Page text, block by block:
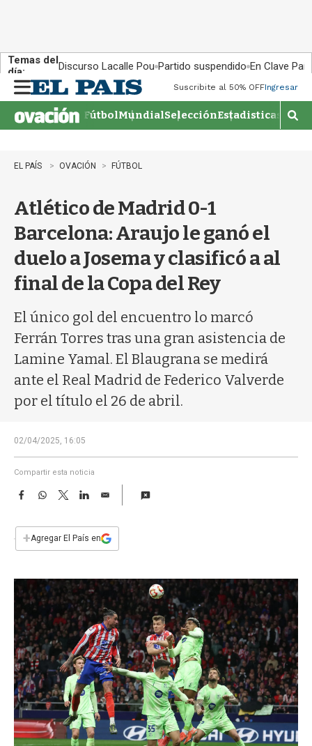
Temas del
día:
Discurso Lacalle Pou Partido suspendido En Clave País
n
u
Suscribite al 50% OFFIngresar
FútbolMundialSelecciónEstadisticas
M
o
EL PAÍS OVACIÓN FÚTBOL
Atlético de Madrid 0-1
Barcelona: Araujo le ganó el
duelo a Josema y clasificó a al
final de la Copa del Rey
El único gol del encuentro lo marcó
Ferrán Torres tras una gran asistencia de
Lamine Yamal. El Blaugrana se medirá
ante el Real Madrid de Federico Valverde
por el título el 26 de abril.
02/04/2025, 16:05
Compartir esta noticia
F
e
b
k
W
s
p
T
w
t
L
n
E
i
l
+Agregar El País en